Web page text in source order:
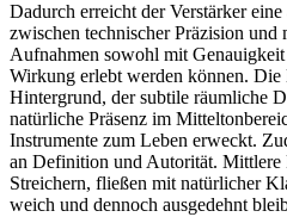
Dadurch erreicht der Verstärker
zwischen technischer Präzision und
Aufnahmen sowohl mit
Wirkung erlebt werden können.
Hintergrund, der subtile räumliche
natürliche Präsenz im
Instrumente zum Leben erweckt.
an Definition und Autorität. Mittlere
Streichern, fließen mit natürlicher
weich und dennoch ausgedehnt